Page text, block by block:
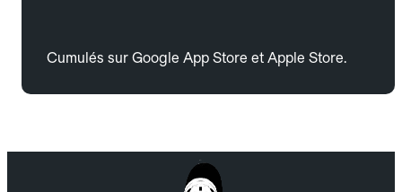
Cumulés sur Google App Store et Apple Store.